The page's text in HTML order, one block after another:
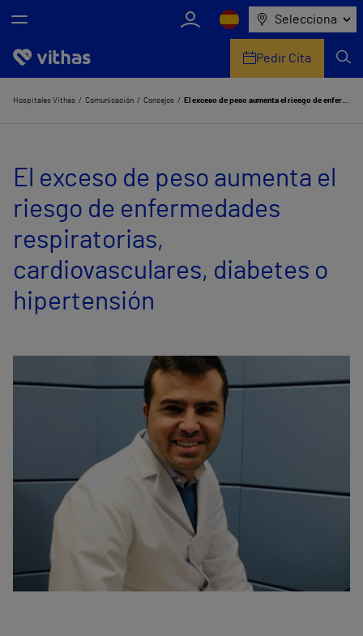
Selecciona
Nosotros
Servicios de salud
Equipo médico y asistencial
Información útil
Comunicación
Pedir Cita
Hospitales Vithas Comunicación Consejos El exceso de peso aumenta el riesgo de enfermedades respiratorias, cardiovasculares, diabetes o hipertensión
El exceso de peso aumenta el
riesgo de enfermedades
respiratorias,
cardiovasculares, diabetes o
hipertensión